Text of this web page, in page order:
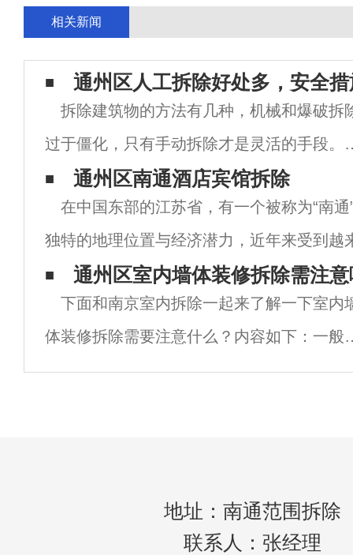
相关新闻
通州区人工拆除好处多，安全
拆除建筑物的方法有几种，机械和爆破拆
过于僵化，只有手动拆除才是灵活的手段。
那些小型废弃建筑中，工人们经常可以看到
他们正在手动拆除建筑物。一般来说，使用
种方法拆除有很多好处，但南京拆除公司也
醒
通州区南通酒店宾馆拆除
在中国东部的江苏省，有一个被称为“南
独特的地理位置与经济潜力，近年来受到越
然而，随着城市发展与更新的步伐加快，一
宾馆面临着被拆除的命运。本文将详细探讨
通州区室内墙体装修拆除需注
下面和南京室内拆除一起来了解一下室内
体装修拆除需要注意什么？内容如下：一般
况下，哪些不能去掉？1.承重结构承重结构
地址：南通范围拆除
联系人：张经理